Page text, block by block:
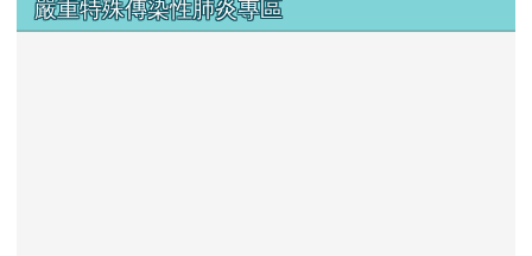
嚴重特殊傳染性肺炎專區